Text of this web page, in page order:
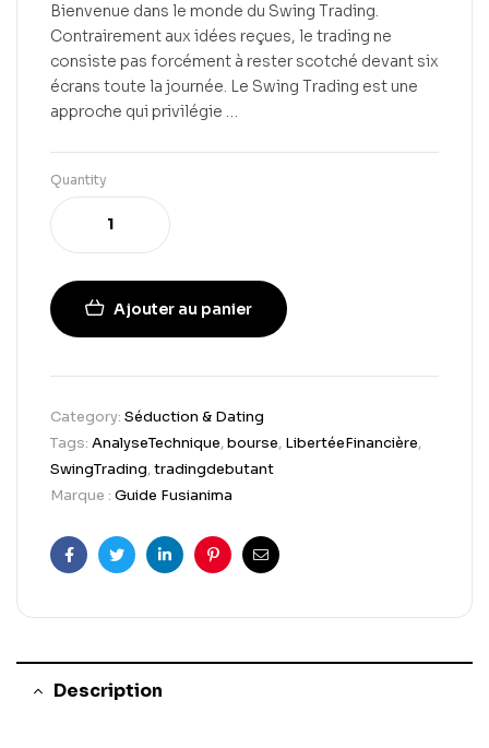
Bienvenue dans le monde du Swing Trading.
Contrairement aux idées reçues, le trading ne
consiste pas forcément à rester scotché devant six
écrans toute la journée. Le Swing Trading est une
approche qui privilégie …
Quantity
Ajouter au panier
Category: Séduction & Dating
Tags: AnalyseTechnique,bourse, LibertéeFinancière,
SwingTrading,tradingdebutant
Marque : Guide Fusianima
FacebookTwitterLinkedinPinterestEmail
Description